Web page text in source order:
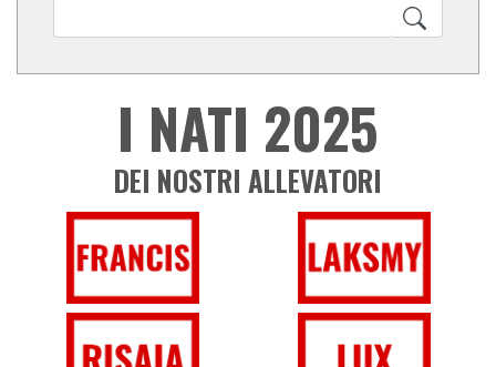
I NATI 2025
DEI NOSTRI ALLEVATORI